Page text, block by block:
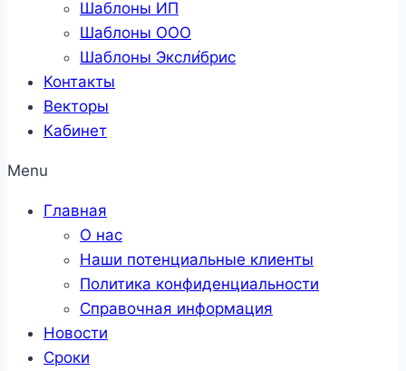
Шаблоны ИП
Шаблоны ООО
Шаблоны Эксли́брис
Контакты
Векторы
Кабинет
Menu
Главная
О нас
Наши потенциальные клиенты
Политика конфиденциальности
Справочная информация
Новости
Сроки